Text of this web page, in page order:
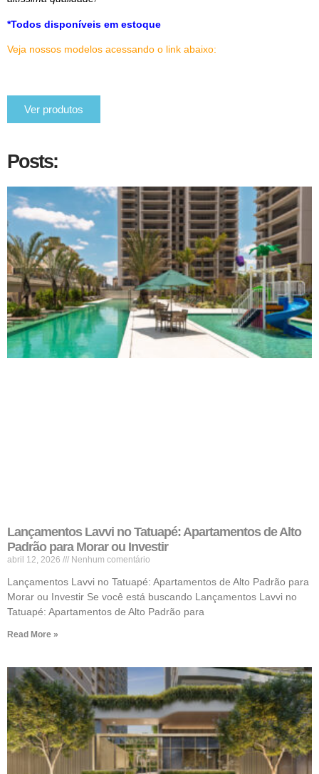
*Todos disponíveis em estoque
Veja nossos modelos acessando o link abaixo:
Ver produtos
Posts:
Lançamentos Lavvi no Tatuapé: Apartamentos de Alto
Padrão para Morar ou Investir
abril 12, 2026 Nenhum comentário
Lançamentos Lavvi no Tatuapé: Apartamentos de Alto Padrão para
Morar ou Investir Se você está buscando Lançamentos Lavvi no
Tatuapé: Apartamentos de Alto Padrão para
Read More »